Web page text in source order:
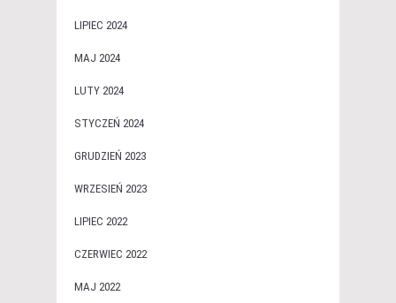
LIPIEC 2024
MAJ 2024
LUTY 2024
STYCZEŃ 2024
GRUDZIEŃ 2023
WRZESIEŃ 2023
LIPIEC 2022
CZERWIEC 2022
MAJ 2022